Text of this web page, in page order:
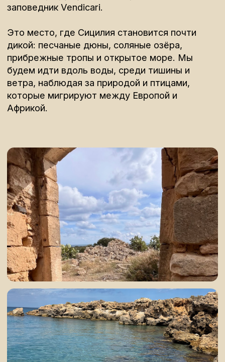
День 4.
Заповедник КАВА ГРАНДЕ и
побережье Аволы
Этот день — про природу и воду.
Мы отправимся в природный каньён Кава
гранде — место, сформированное рекой и
временем.
Маршрут проходит через густую
просто провести время без спешки.
Во второй половине дня мы поедем к морю —
в район Avola.
Пляж, тёплый свет, кафе у воды — спокойное
завершение дня.